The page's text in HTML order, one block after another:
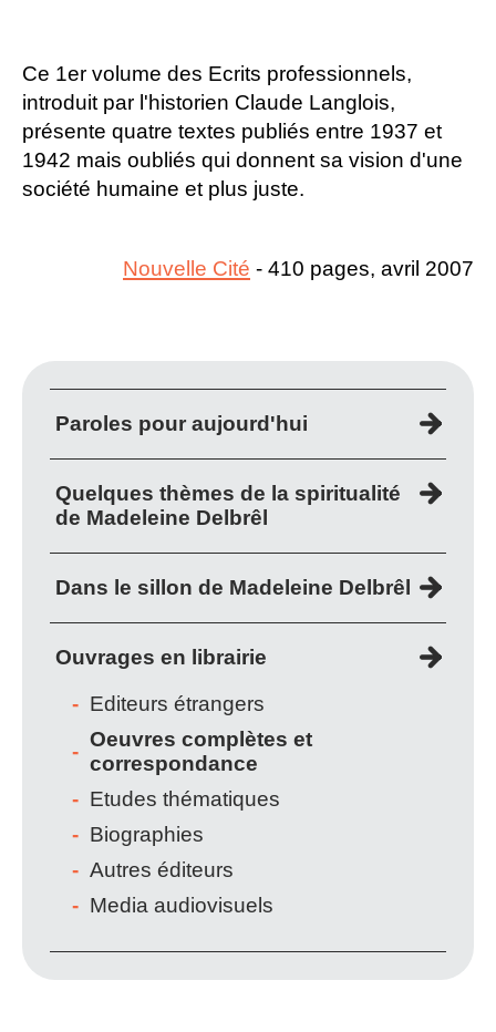
Ce 1er volume des Ecrits professionnels,
introduit par l'historien Claude Langlois,
présente quatre textes publiés entre 1937 et
1942 mais oubliés qui donnent sa vision d'une
société humaine et plus juste.
Nouvelle Cité - 410 pages, avril 2007
Paroles pour aujourd'hui
Quelques thèmes de la spiritualité
de Madeleine Delbrêl
Dans le sillon de Madeleine Delbrêl
Ouvrages en librairie
Editeurs étrangers
Oeuvres complètes et
correspondance
Etudes thématiques
Biographies
Autres éditeurs
Media audiovisuels